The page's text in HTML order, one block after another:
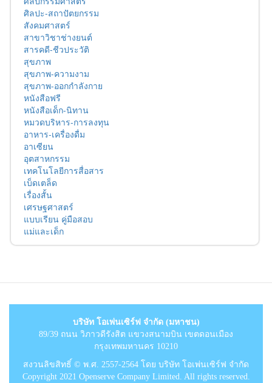
ศิลปะ-สถาปัตยกรรม
สังคมศาสตร์
สาขาวิชาช่างยนต์
สารคดี-ชีวประวัติ
สุขภาพ
สุขภาพ-ความงาม
สุขภาพ-ออกกำลังกาย
หนังสือฟรี
หนังสือเด็ก-นิทาน
หมวดบริหาร-การลงทุน
อาหาร-เครื่องดื่ม
อาเซียน
อุตสาหกรรม
เทคโนโลยีการสื่อสาร
เบ็ดเตล็ด
เรื่องสั้น
เศรษฐศาสตร์
แบบเรียน คู่มือสอบ
แม่และเด็ก
บริษัท โอเพ่นเซิร์ฟ จำกัด (มหาชน)
89/39 ถนน วิภาวดีรังสิต แขวงสนามบิน เขตดอนเมือง
กรุงเทพมหานคร 10210
สงวนลิขสิทธิ์ © พ.ศ. 2557-2564 โดย บริษัท โอเพ่นเซิร์ฟ จำกัด
Copyright 2021 Openserve Company Limited. All rights reserved.